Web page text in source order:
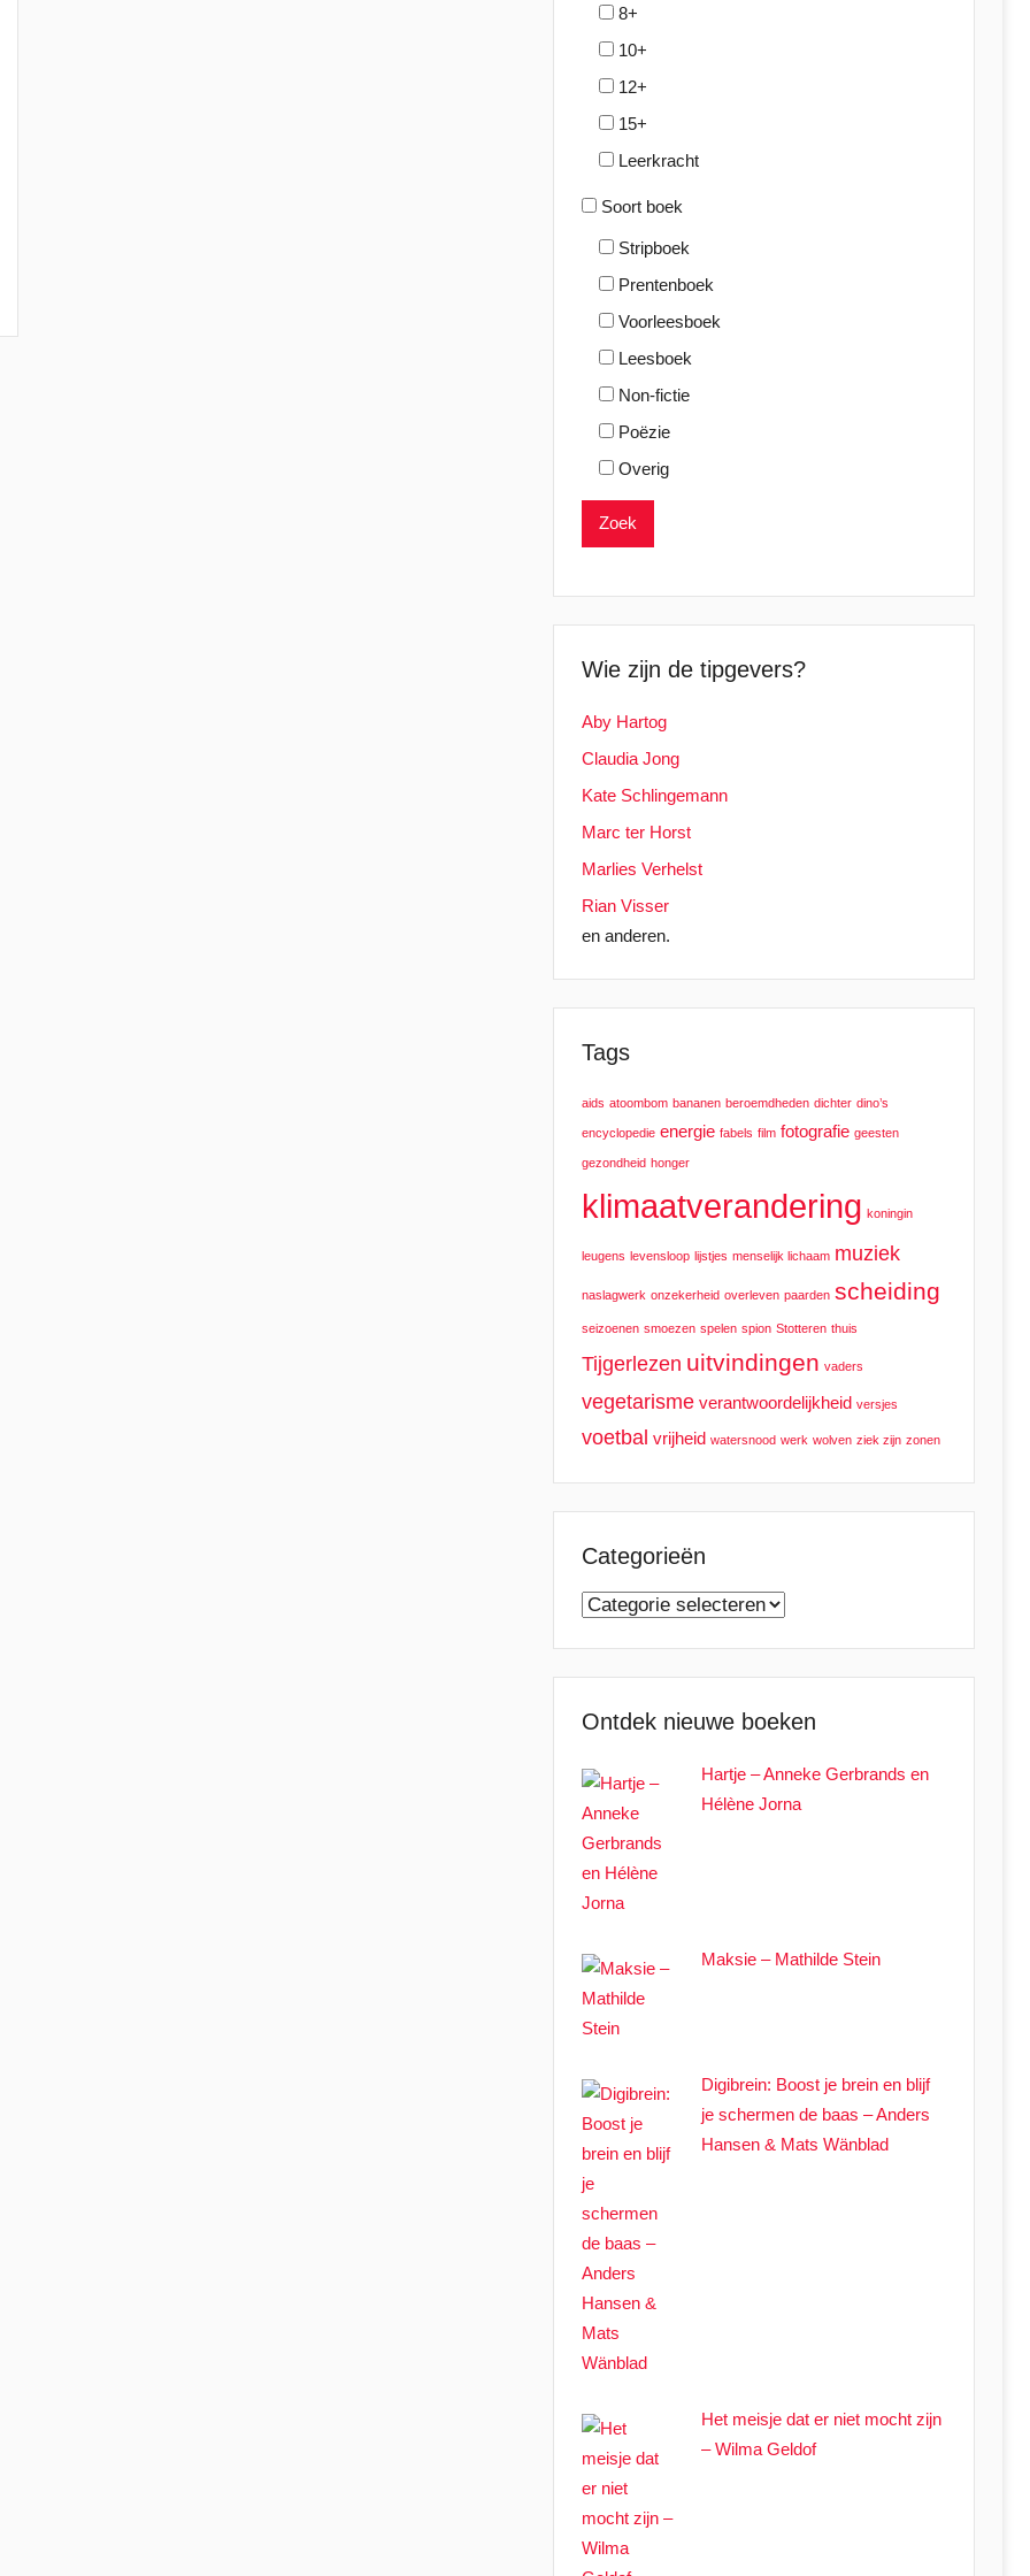
8+
10+
12+
15+
Leerkracht
Soort boek
Stripboek
Prentenboek
Voorleesboek
Leesboek
Non-fictie
Poëzie
Overig
Wie zijn de tipgevers?
Aby Hartog
Claudia Jong
Kate Schlingemann
Marc ter Horst
Marlies Verhelst
Rian Visser
en anderen.
Tags
aids atoombom bananen beroemdheden dichter dino’s
encyclopedie energie fabels film fotografie geesten
gezondheid honger
klimaatverandering koningin
leugens levensloop lijstjes menselijk lichaam muziek
naslagwerk onzekerheid overleven paarden scheiding
seizoenen smoezen spelen spion Stotteren thuis
Tijgerlezen uitvindingen vaders
vegetarisme verantwoordelijkheid versjes
voetbal vrijheid watersnood werk wolven ziek zijn zonen
Categorieën
Categorieën
Ontdek nieuwe boeken
Hartje – Anneke Gerbrands en
Hélène Jorna
Maksie – Mathilde Stein
Digibrein: Boost je brein en blijf
je schermen de baas – Anders
Hansen & Mats Wänblad
Het meisje dat er niet mocht zijn
– Wilma Geldof